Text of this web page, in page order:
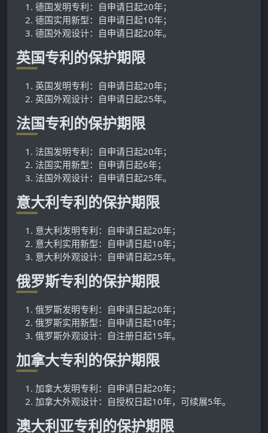
德国发明专利：自申请日起20年；
德国实用新型：自申请日起10年；
德国外观设计：自申请日起20年。
英国专利的保护期限
英国发明专利：自申请日起20年；
英国外观设计：自申请日起25年。
法国专利的保护期限
法国发明专利：自申请日起20年；
法国实用新型：自申请日起6年；
法国外观设计：自申请日起25年。
意大利专利的保护期限
意大利发明专利：自申请日起20年；
意大利实用新型：自申请日起10年；
意大利外观设计：自申请日起25年。
俄罗斯专利的保护期限
俄罗斯发明专利：自申请日起20年；
俄罗斯实用新型：自申请日起10年；
俄罗斯外观设计：自注册日起15年。
加拿大专利的保护期限
加拿大发明专利：自申请日起20年；
加拿大外观设计：自授权日起10年，可续展5年。
澳大利亚专利的保护期限